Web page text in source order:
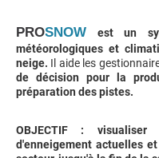
PROSNOW
est un
météorologiques et
neige. Il aide les
de décision pour la
préparation des pistes.
OBJECTIF :
d'enneigement actuelles